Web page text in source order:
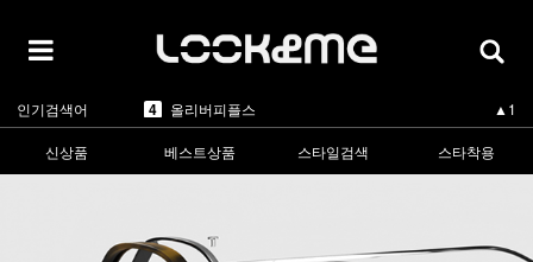
인기검색어
1 라피스센시블레 ▲2
마스카 ▲5
4 올리버피플스 ▲1
5 카렌워커 -
라피스센시블레
신상품 베스트상품 스타일검색 스타착용